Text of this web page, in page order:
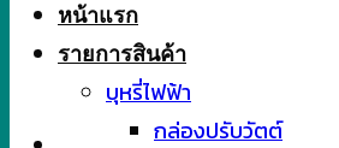
หน้าแรก
รายการสินค้า
บุหรี่ไฟฟ้า
กล่องปรับวัตต์